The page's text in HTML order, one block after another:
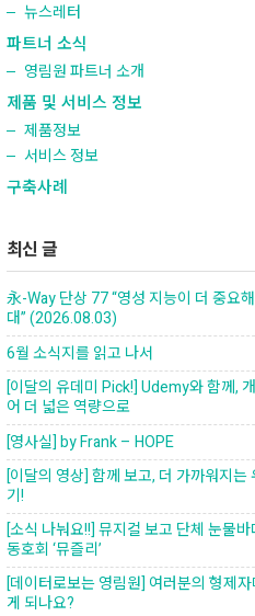
뉴스레터
파트너 소식
영림원 파트너 소개
제품 및 서비스 정보
제품정보
서비스 정보
구축사례
최신 글
永-Way 단상 77 “영성 지능이 더 중요
대” (2026.08.03)
6월 소식지를 읽고 나서
[이달의 유데미 Pick!] Udemy와 함께,
어 더 넓은 역량으로
[영사실] by Frank – HOPE
[이달의 영상] 함께 보고, 더 가까워지는
기!
[소식 나눠요!!] 뮤지컬 보고 단체 눈물
동호회 ‘뮤즐리’
[데이터로보는 영림원] 여러분의 형제
게 되나요?